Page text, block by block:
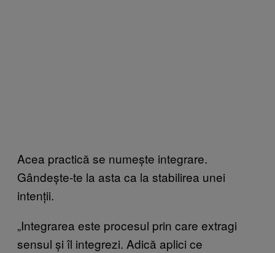
Acea practică se numește integrare.
Gândește-te la asta ca la stabilirea unei
intenții.
„Integrarea este procesul prin care extragi
sensul și îl integrezi. Adică aplici ce